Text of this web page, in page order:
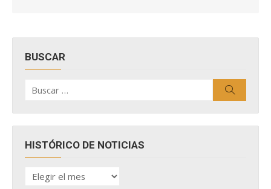
BUSCAR
por:
HISTÓRICO DE NOTICIAS
HISTÓRICO
DE